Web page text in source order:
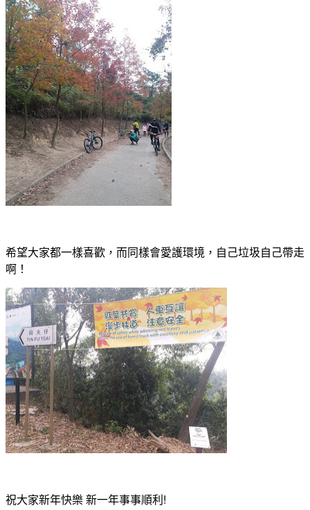
希望大家都一樣喜歡，而同樣會愛護環境，自己垃圾自己帶走
啊！
祝大家新年快樂 新一年事事順利!